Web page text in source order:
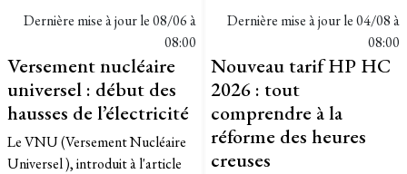
Dernière mise à jour le08/06 à
08:00
Versement nucléaire
universel : début des
hausses de l’électricité
Le VNU (Versement Nucléaire
Universel ), introduit à l'article
Dernière mise à jour le04/08 à
08:00
Nouveau tarif HP HC
2026 : tout
comprendre à la
réforme des heures
creuses